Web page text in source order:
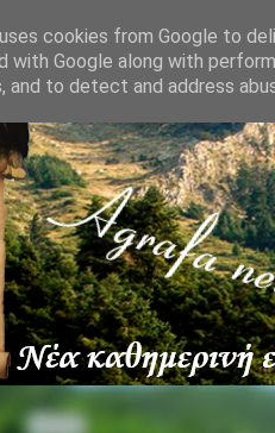
cookies from Google to
with Google along with
and to detect and address